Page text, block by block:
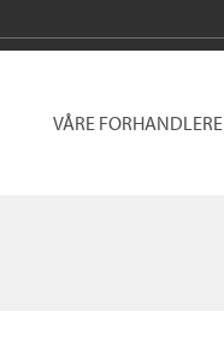
VÅRE FORHANDLERE